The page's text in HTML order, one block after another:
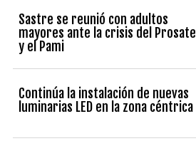
Sastre se reunió con adultos
mayores ante la crisis del Prosate
y el Pami
Continúa la instalación de nuevas
luminarias LED en la zona céntrica